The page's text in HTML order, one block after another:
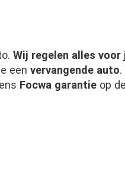
Wij regelen alles voor
een vervangende auto
Focwa garantie op